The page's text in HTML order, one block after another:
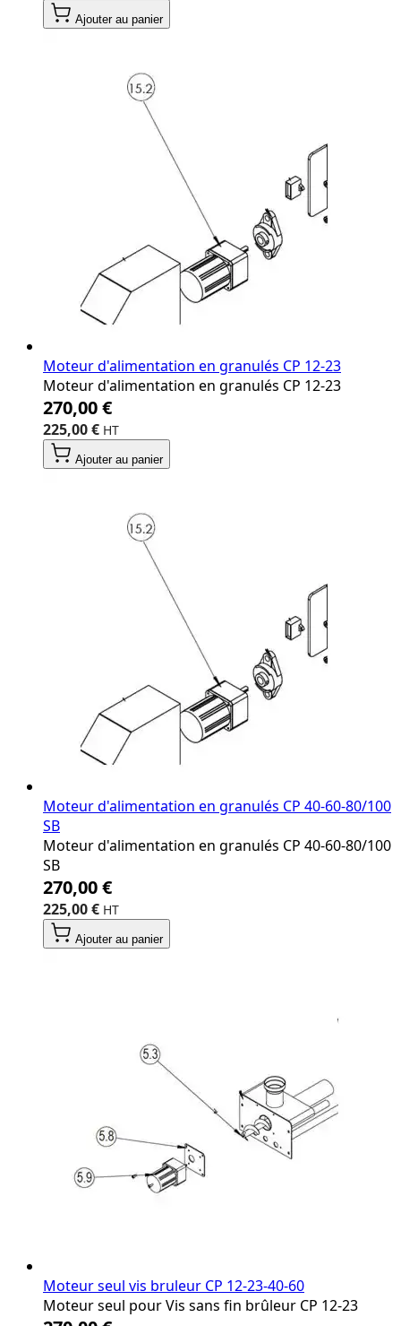
Ajouter au panier
Moteur d'alimentation en granulés CP 12‐23
Moteur d'alimentation en granulés CP 12‐23
270,00 €
225,00 €
Ajouter au panier
Moteur d'alimentation en granulés CP 40‐60‐80/100
SB
Moteur d'alimentation en granulés CP 40‐60‐80/100
SB
270,00 €
225,00 €
Ajouter au panier
Moteur seul vis bruleur CP 12‐23‐40‐60
Moteur seul pour Vis sans fin brûleur CP 12‐23